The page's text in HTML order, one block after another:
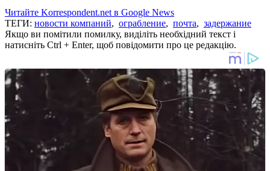
Читайте Korrespondent.net в Google News
ТЕГИ: новости компаний, ограбление, почта, задержание
Якщо ви помітили помилку, виділіть необхідний текст і
натисніть Ctrl + Enter, щоб повідомити про це редакцію.